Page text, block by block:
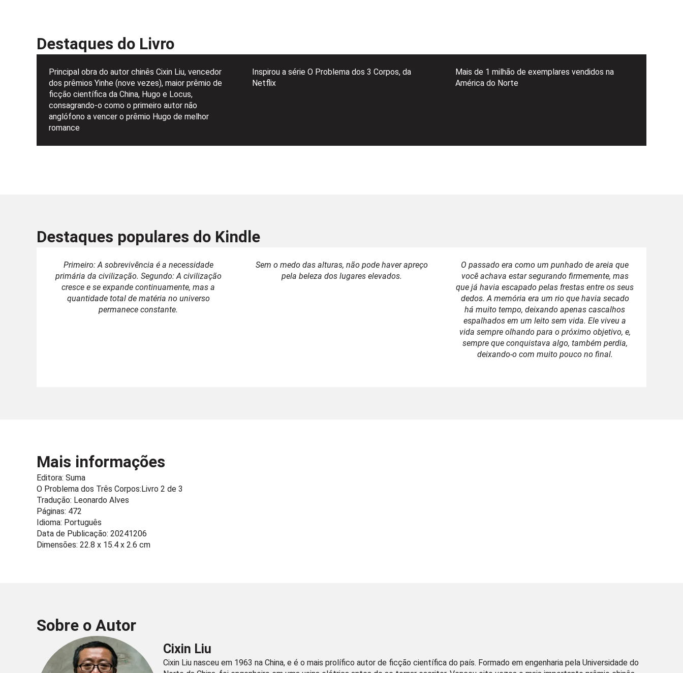
Destaques do Livro
Principal obra do autor chinês Cixin Liu, vencedor
dos prêmios Yinhe (nove vezes), maior prêmio de
ficção científica da China, Hugo e Locus,
consagrando-o como o primeiro autor não
anglófono a vencer o prêmio Hugo de melhor
romance
Inspirou a série O Problema dos 3 Corpos, da
Netflix
Mais de 1 milhão de exemplares vendidos na
América do Norte
Destaques populares do Kindle
Primeiro: A sobrevivência é a necessidade
primária da civilização. Segundo: A civilização
cresce e se expande continuamente, mas a
quantidade total de matéria no universo
permanece constante.
Sem o medo das alturas, não pode haver apreço
pela beleza dos lugares elevados.
O passado era como um punhado de areia que
você achava estar segurando firmemente, mas
que já havia escapado pelas frestas entre os seus
dedos. A memória era um rio que havia secado
há muito tempo, deixando apenas cascalhos
espalhados em um leito sem vida. Ele viveu a
vida sempre olhando para o próximo objetivo, e,
sempre que conquistava algo, também perdia,
deixando-o com muito pouco no final.
Mais informações
Editora: Suma
O Problema dos Três Corpos:Livro 2 de 3
Tradução: Leonardo Alves
Páginas: 472
Idioma: Português
Data de Publicação: 20241206
Dimensões: 22.8 x 15.4 x 2.6 cm
Sobre o Autor
Cixin Liu
Cixin Liu nasceu em 1963 na China, e é o mais prolífico autor de ficção científica do país. Formado em engenharia pela Universidade do